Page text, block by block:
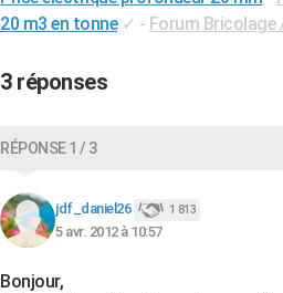
20 m3 en tonne ✓ - Forum Bricolage
3 réponses
RÉPONSE 1 / 3
jdf_daniel26 1 813
5 avr. 2012 à 10:57
Bonjour,